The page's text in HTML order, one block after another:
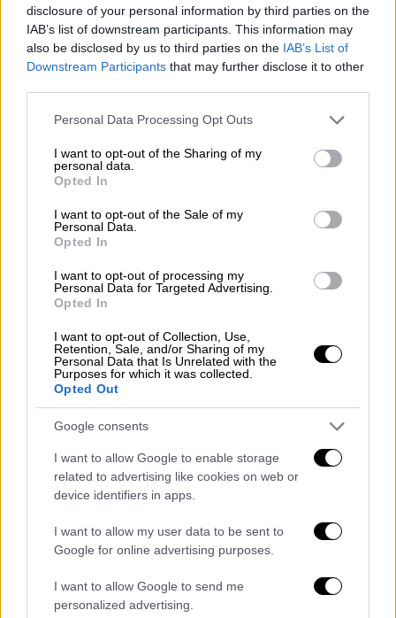
disclosure of your personal information by third parties on the
IAB’s list of downstream participants. This information may
also be disclosed by us to third parties on the IAB’s List of
Downstream Participants that may further disclose it to other
Please note that this website/app uses one or more Google
not limited to your visit or usage behaviour. You may click to
grant or deny consent to Google and its third-party tags to
use your data for below specified purposes in below Google
consent section.
Personal Data Processing Opt Outs
I want to opt-out of the Sharing of my
personal data.
Opted In
I want to opt-out of the Sale of my
Personal Data.
Opted In
I want to opt-out of processing my
Personal Data for Targeted Advertising.
Opted In
I want to opt-out of Collection, Use,
Retention, Sale, and/or Sharing of my
Personal Data that Is Unrelated with the
Purposes for which it was collected.
Opted Out
Google consents
I want to allow Google to enable storage
related to advertising like cookies on web or
device identifiers in apps.
I want to allow my user data to be sent to
Google for online advertising purposes.
I want to allow Google to send me
personalized advertising.
«Το αυτοκίνητο διέγραψε όλο το
καμπυλόγραμμο τόξο της δεξιάς στροφής
και έφυγε στην ευθεία. Αυτό μας
προβλημάτισε από την αρχή, μήπως κάποιο
όχημα είχε μπει μπροστά του, κάποιο ζώο,
Μαδιάς, ο δρόμος δεν ήταν ολισθηρός
καθώςδεν υπήρχαν νερά πουθενά
σημείο, ενώ και τα λάστιχα του αυτοκινήτου,
παρότι αγωνιστικά,
ήταν σε καλή κατάσταση
και ασφαλή για οδήγηση και σε κοινούς
δρόμους.
Το δυστύχημα οφείλεταισε απώλεια
ελέγχου του οχήματος από τον οδηγό
η άτυχη στιγμή,ούτε κόντρες, ούτε αλκοόλ,
ούτε ναρκωτικά.Ήταν η